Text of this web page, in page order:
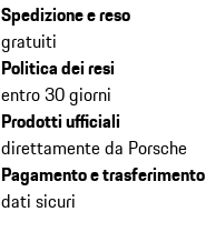
Spedizione e reso
gratuiti
Politica dei resi
entro 30 giorni
Prodotti ufficiali
direttamente da Porsche
Pagamento e trasferimento
dati sicuri